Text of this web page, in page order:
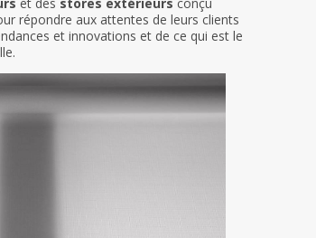
répondre aux attentes de leurs clients
et innovations et de ce qui est le